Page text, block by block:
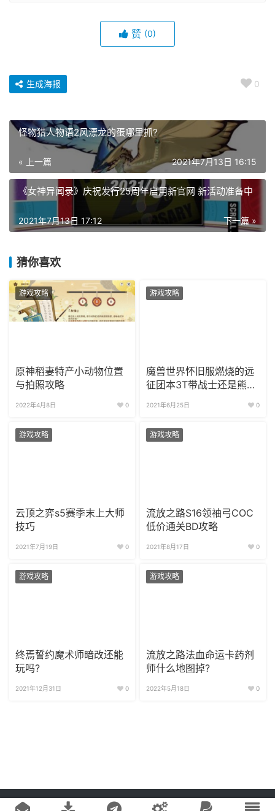
赞 (0)
0
生成海报
怪物猎人物语2风漂龙的蛋哪里抓?
« 上一篇 2021年7月13日 16:15
《女神异闻录》庆祝发行25周年启用新官网 新活动准备中
下一篇 »
2021年7月13日 17:12
猜你喜欢
游戏攻略
原神稻妻特产小动物位置
与拍照攻略
2022年4月8日 0
游戏攻略
魔兽世界怀旧服燃烧的远
征团本3T带战士还是熊德
2021年6月25日 0
游戏攻略
云顶之弈s5赛季末上大师
技巧
2021年7月19日 0
游戏攻略
流放之路S16领袖弓COC
低价通关BD攻略
2021年8月17日 0
游戏攻略
终焉誓约魔术师暗改还能
玩吗?
2021年12月31日 0
游戏攻略
流放之路法血命运卡药剂
师什么地图掉?
2022年5月18日 0